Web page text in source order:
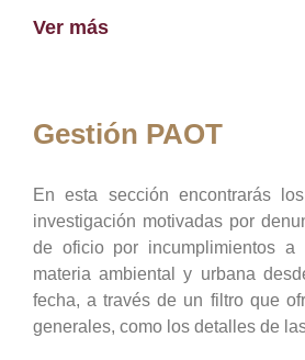
Ver más
Gestión PAOT
En esta sección encontrarás
investigación motivadas por
de oficio por incumplimientos a
materia ambiental y urbana
fecha, a través de un filtro que
generales, como los detalles de